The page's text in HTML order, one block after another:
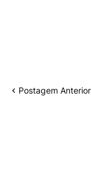
Postagem Anterior